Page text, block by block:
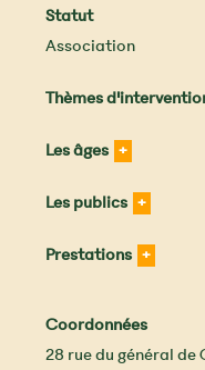
Statut
Association
Thèmes
Les âges
Les publics
Prestations
Coordonnées
28 rue du général de